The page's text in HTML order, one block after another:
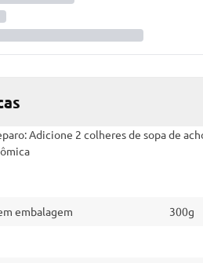
Adicione 2 colheres de sopa de
embalagem 300g